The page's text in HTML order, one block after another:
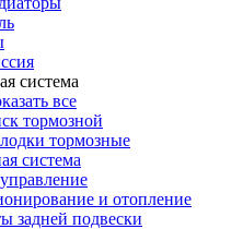
система
все
тормозной
тормозные
система
и отопление
задней подвески